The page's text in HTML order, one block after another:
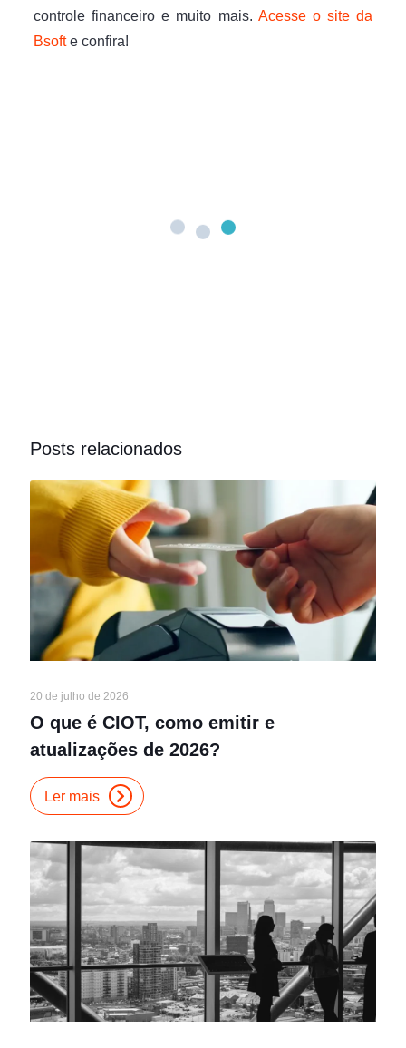
controle financeiro e muito mais. Acesse o site da
Bsofte confira!
Posts relacionados
20 de julho de 2026
O que é CIOT, como emitir e
atualizações de 2026?
Ler mais